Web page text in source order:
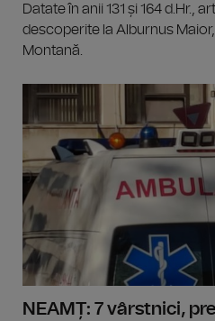
Datate în anii 131 și 164 d.Hr.,
descoperite la Alburnus
Montană.
NEAMȚ: 7 vârstnici,